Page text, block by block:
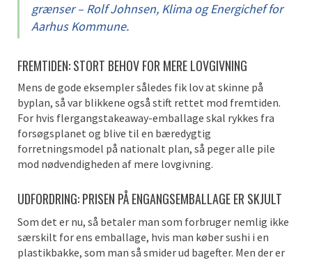
grænser – Rolf Johnsen, Klima og Energichef for
Aarhus Kommune.
FREMTIDEN: STORT BEHOV FOR MERE LOVGIVNING
Mens de gode eksempler således fik lov at skinne på
byplan, så var blikkene også stift rettet mod fremtiden.
For hvis flergangstakeaway-emballage skal rykkes fra
forsøgsplanet og blive til en bæredygtig
forretningsmodel på nationalt plan, så peger alle pile
mod nødvendigheden af mere lovgivning.
UDFORDRING: PRISEN PÅ ENGANGSEMBALLAGE ER SKJULT
Som det er nu, så betaler man som forbruger nemlig ikke
særskilt for ens emballage, hvis man køber sushi i en
plastikbakke, som man så smider ud bagefter. Men der er